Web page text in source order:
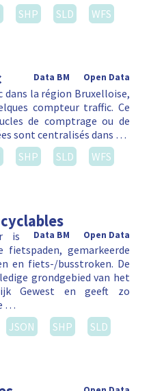
SHP SLD
WFS
Open Data
Data BM
la région Bruxelloise,
compteur traffic. Ce
de comptrage ou de
sont centralisés dans …
SHP SLD
WFS
Open Data
Data BM
is
fietspaden, gemarkeerde
en fiets-/busstroken. De
grondgebied van het
Gewest en geeft zo
…
JSON SHP
SLD